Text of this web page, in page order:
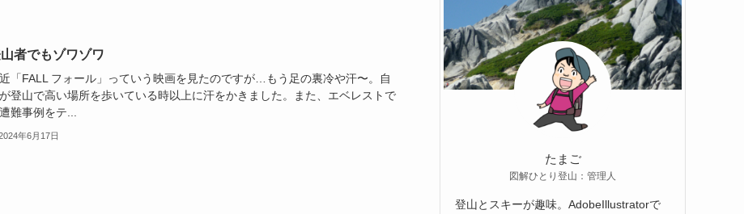
者でもゾワゾワ
「FALL フォール」っていう映画を見たのですが…もう足の裏冷や汗〜。自
登山で高い場所を歩いている時以上に汗をかきました。また、エベレストで
難事例をテ...
年6月17日
たまご
図解ひとり登山：管理人
登山とスキーが趣味。AdobeIllustratorで